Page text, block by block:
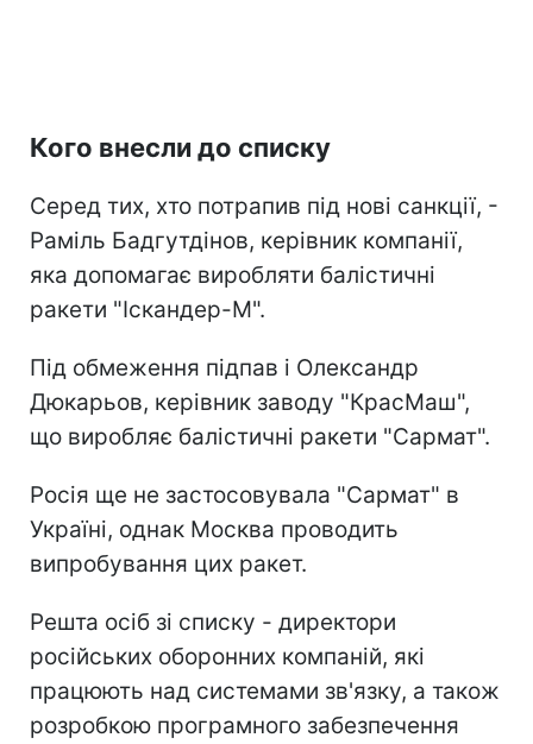
Кого внесли до списку
Серед тих, хто потрапив під нові санкції, -
Раміль Бадгутдінов, керівник компанії,
яка допомагає виробляти балістичні
ракети "Іскандер-М".
Під обмеження підпав і Олександр
Дюкарьов, керівник заводу "КрасМаш",
що виробляє балістичні ракети "Сармат".
Росія ще не застосовувала "Сармат" в
Україні, однак Москва проводить
випробування цих ракет.
Решта осіб зі списку - директори
російських оборонних компаній, які
працюють над системами зв'язку, а також
розробкою програмного забезпечення